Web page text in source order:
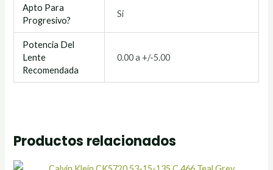
Apto Para
Progresivo?
Si
Potencia Del
Lente
Recomendada
0.00 a +/-5.00
Productos relacionados